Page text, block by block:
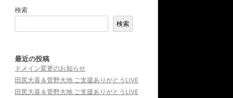
検索
検索
最近の投稿
ドメイン変更のお知らせ
田尻大喜＆菅野大地 ご支援ありがとうLIVE
田尻大喜＆菅野大地 ご支援ありがとうLIVE